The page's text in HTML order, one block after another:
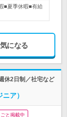
■夏季休暇■有給
気になる
休2日制／社宅など
ア）
と掲載中